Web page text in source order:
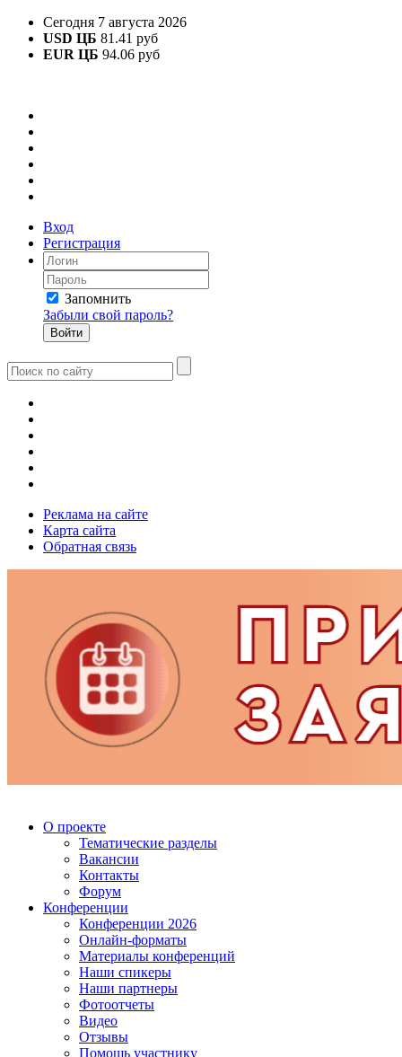
Сегодня 7 августа 2026
USD ЦБ 81.41 руб
EUR ЦБ 94.06 руб
Вход
Регистрация
Запомнить
Забыли свой пароль?
Реклама на сайте
Карта сайта
Обратная связь
О проекте
Тематические разделы
Вакансии
Контакты
Форум
Конференции
Конференции 2026
Онлайн-форматы
Материалы конференций
Наши спикеры
Наши партнеры
Фотоотчеты
Видео
Отзывы
Помощь участнику